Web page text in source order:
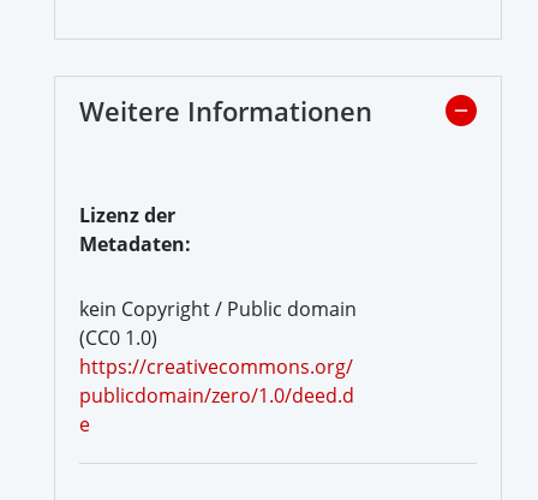
Weitere Informationen
Lizenz der
Metadaten:
kein Copyright / Public domain
(CC0 1.0)
https://creativecommons.org/
publicdomain/zero/1.0/deed.d
e